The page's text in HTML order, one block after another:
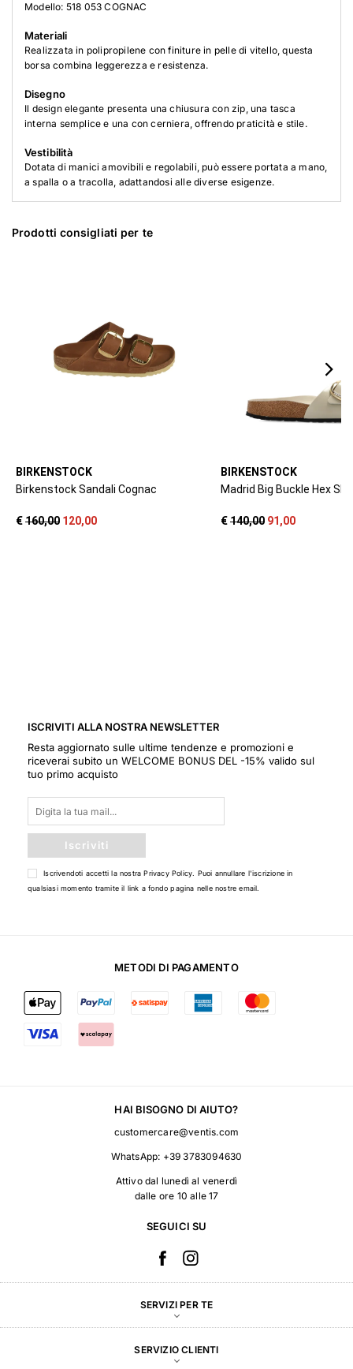
Modello: 518 053 COGNAC
Materiali
Realizzata in polipropilene con finiture in pelle di vitello, questa
borsa combina leggerezza e resistenza.
Disegno
Il design elegante presenta una chiusura con zip, una tasca
interna semplice e una con cerniera, offrendo praticità e stile.
Vestibilità
Dotata di manici amovibili e regolabili, può essere portata a mano,
a spalla o a tracolla, adattandosi alle diverse esigenze.
Prodotti consigliati per te
ISCRIVITI ALLA NOSTRA NEWSLETTER
Resta aggiornato sulle ultime tendenze e promozioni e
riceverai subito un WELCOME BONUS DEL -15% valido sul
tuo primo acquisto
Iscriviti
Iscrivendoti accetti la nostraPrivacy Policy . Puoi annullare l'iscrizione in
qualsiasi momento tramite il link a fondo pagina nelle nostre email.
METODI DI PAGAMENTO
HAI BISOGNO DI AIUTO?
customercare@ventis.com
WhatsApp: +39 3783094630
Attivo dal lunedì al venerdì
dalle ore 10 alle 17
SEGUICI SU
SERVIZI PER TE
SERVIZIO CLIENTI